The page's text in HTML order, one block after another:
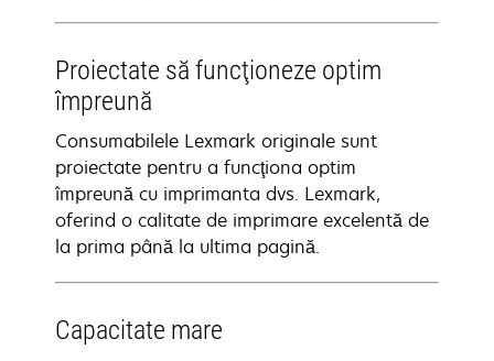
Proiectate să funcţioneze optim
împreună
Consumabilele Lexmark originale sunt
proiectate pentru a funcţiona optim
împreună cu imprimanta dvs. Lexmark,
oferind o calitate de imprimare excelentă de
la prima până la ultima pagină.
Capacitate mare